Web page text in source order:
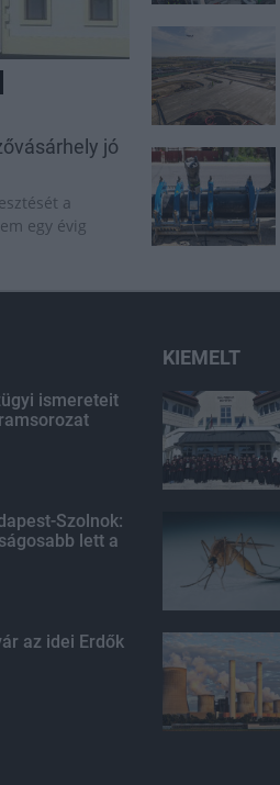
jó
a
egy évig
ismereteit
Szolnok:
lett a
az idei Erdők
KIEMELT